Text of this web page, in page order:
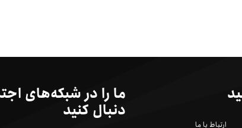
ارتباط با ما
ما را در شبکه‌های
دنبال کنید